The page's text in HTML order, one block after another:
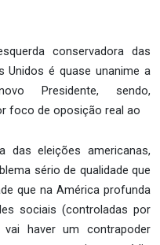
conservadora das
Unidos é quase unanime a
Presidente, sendo,
foco de oposição real ao
das eleições americanas,
sério de qualidade que
que na América profunda
sociais (controladas por
haver um contrapoder